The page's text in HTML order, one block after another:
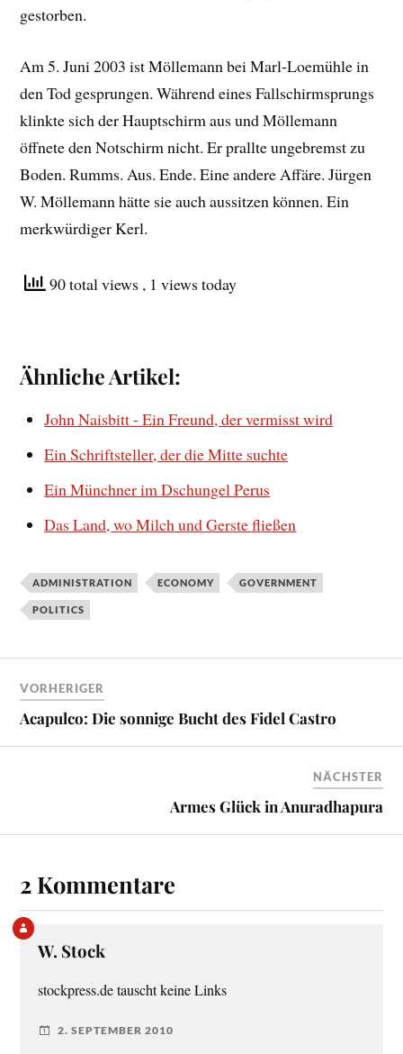
gestorben.
Am 5. Juni 2003 ist Möllemann bei Marl-Loemühle in
den Tod gesprungen. Während eines Fallschirmsprungs
klinkte sich der Hauptschirm aus und Möllemann
öffnete den Notschirm nicht. Er prallte ungebremst zu
Boden. Rumms. Aus. Ende. Eine andere Affäre. Jürgen
W. Möllemann hätte sie auch aussitzen können. Ein
merkwürdiger Kerl.
90 total views , 1 views today
Ähnliche Artikel:
John Naisbitt - Ein Freund, der vermisst wird
Ein Schriftsteller, der die Mitte suchte
Ein Münchner im Dschungel Perus
Das Land, wo Milch und Gerste fließen
ADMINISTRATION ECONOMY GOVERNMENT
POLITICS
VORHERIGER
Acapulco: Die sonnige Bucht des Fidel Castro
NÄCHSTER
Armes Glück in Anuradhapura
2 Kommentare
W. Stock
stockpress.de tauscht keine Links
2. SEPTEMBER 2010